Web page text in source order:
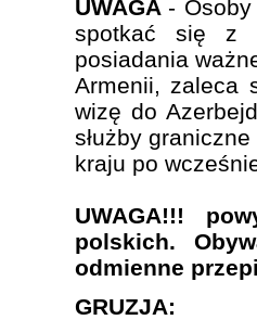
UWAGA -
spotkać się z
posiadania
Armenii, zaleca
wizę do
służby
kraju po
UWAGA!!!
polskich.
odmienne
GRUZJA: